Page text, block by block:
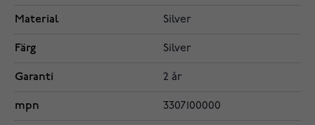
Material Silver
Färg Silver
Garanti 2 år
mpn 3307100000